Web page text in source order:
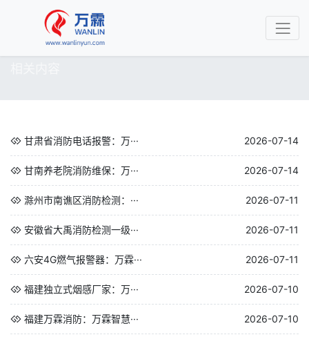
甘肃省消防电话报警：万··· 2026-07-14
甘南养老院消防维保：万··· 2026-07-14
滁州市南谯区消防检测：··· 2026-07-11
安徽省大禹消防检测一级··· 2026-07-11
六安4G燃气报警器：万霖··· 2026-07-11
福建独立式烟感厂家：万··· 2026-07-10
福建万霖消防：万霖智慧··· 2026-07-10